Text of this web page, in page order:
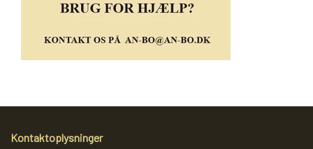
Kontaktoplysninger